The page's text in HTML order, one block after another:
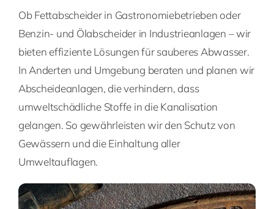
Ob Fettabscheider in Gastronomiebetrieben oder
Benzin- und Ölabscheider in Industrieanlagen – wir
bieten effiziente Lösungen für sauberes Abwasser.
In Anderten und Umgebung beraten und planen wir
Abscheideanlagen, die verhindern, dass
umweltschädliche Stoffe in die Kanalisation
gelangen. So gewährleisten wir den Schutz von
Gewässern und die Einhaltung aller
Umweltauflagen.